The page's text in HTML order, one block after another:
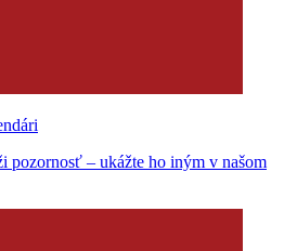
pozornosť – ukážte ho iným v našom